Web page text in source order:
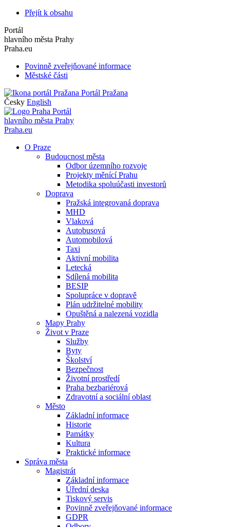
Přejít k obsahu
Portál
hlavního města Prahy
Praha.eu
Povinně zveřejňované informace
Městské části
Portál Pražana
Česky English
Portál
hlavního města Prahy
Praha.eu
O Praze
Budoucnost města
Odbor územního rozvoje
Projekty měnící Prahu
Metodika spoluúčasti investorů
Doprava
Pražská integrovaná doprava
MHD
Vlaková
Autobusová
Automobilová
Taxi
Aktivní mobilita
Letecká
Sdílená mobilita
BESIP
Spolupráce v dopravě
Plán udržitelné mobility
Opuštěná a nalezená vozidla
Mapy Prahy
Život v Praze
Služby
Byty
Školství
Bezpečnost
Životní prostředí
Praha bezbariérová
Zdravotní a sociální oblast
Město
Základní informace
Historie
Památky
Kultura
Praktické informace
Správa města
Magistrát
Základní informace
Úřední deska
Tiskový servis
Povinně zveřejňované informace
GDPR